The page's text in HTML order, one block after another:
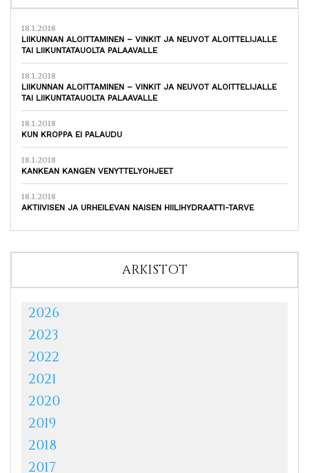
18.1.2018
LIIKUNNAN ALOITTAMINEN – VINKIT JA NEUVOT ALOITTELIJALLE
TAI LIIKUNTATAUOLTA PALAAVALLE
18.1.2018
LIIKUNNAN ALOITTAMINEN – VINKIT JA NEUVOT ALOITTELIJALLE
TAI LIIKUNTATAUOLTA PALAAVALLE
18.1.2018
KUN KROPPA EI PALAUDU
18.1.2018
KANKEAN KANGEN VENYTTELYOHJEET
18.1.2018
AKTIIVISEN JA URHEILEVAN NAISEN HIILIHYDRAATTI-TARVE
ARKISTOT
2026
2023
2022
2021
2020
2019
2018
2017